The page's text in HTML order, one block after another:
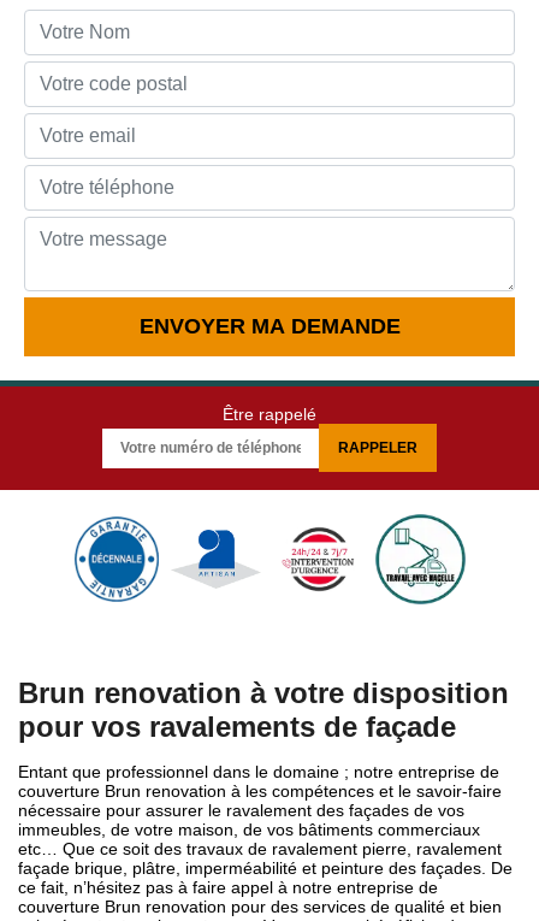
Être rappelé
Brun renovation à votre disposition
pour vos ravalements de façade
Entant que professionnel dans le domaine ; notre entreprise de
couverture Brun renovation à les compétences et le savoir-faire
nécessaire pour assurer le ravalement des façades de vos
immeubles, de votre maison, de vos bâtiments commerciaux
etc… Que ce soit des travaux de ravalement pierre, ravalement
façade brique, plâtre, imperméabilité et peinture des façades. De
ce fait, n’hésitez pas à faire appel à notre entreprise de
couverture Brun renovation pour des services de qualité et bien